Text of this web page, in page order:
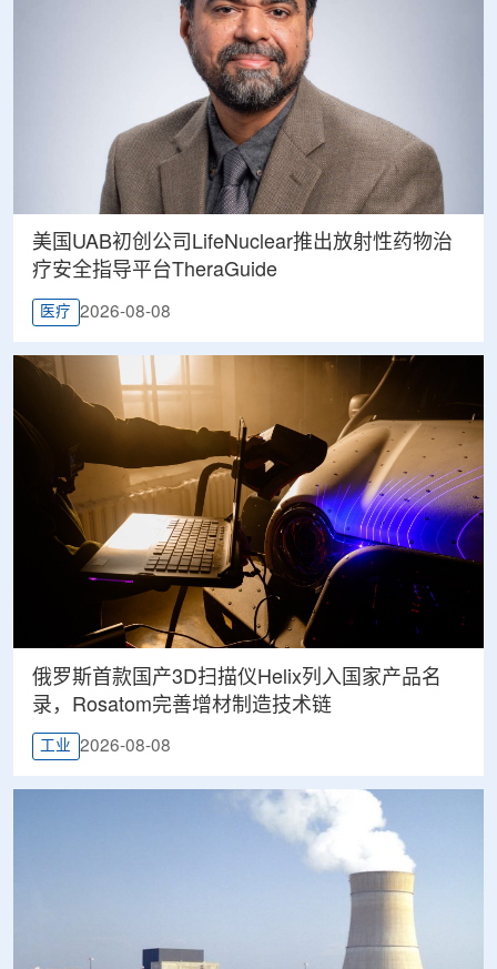
美国UAB初创公司LifeNuclear推出放射性药物治
疗安全指导平台TheraGuide
医疗 2026-08-08
俄罗斯首款国产3D扫描仪Helix列入国家产品名
录，Rosatom完善增材制造技术链
工业 2026-08-08